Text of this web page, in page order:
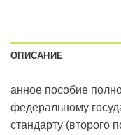
ОПИСАНИЕ
анное пособие
федеральному
стандарту (второго